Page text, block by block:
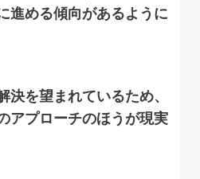
進める傾向があるように
を望まれているため、
アプローチのほうが現実